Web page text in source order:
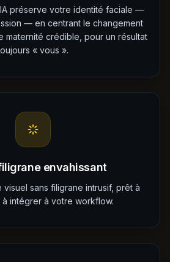
préserve votre identité faciale —
— en centrant le changement
maternité crédible, pour un résultat
« vous ».
envahissant
sans filigrane intrusif, prêt à
intégrer à votre workflow.